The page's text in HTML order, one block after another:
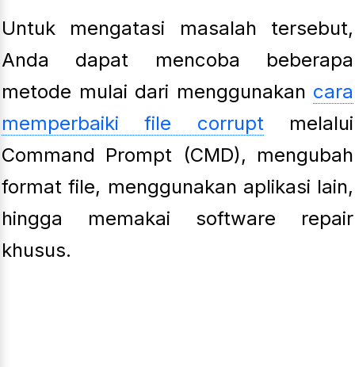
Untuk mengatasi masalah tersebut,
Anda dapat mencoba beberapa
metode mulai dari menggunakan cara
memperbaiki file corruptmelalui
Command Prompt (CMD), mengubah
format file, menggunakan aplikasi lain,
hingga memakai software repair
khusus.